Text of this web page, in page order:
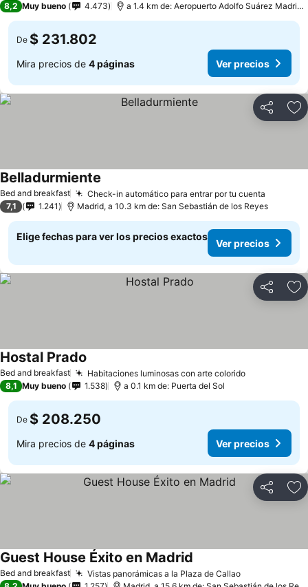
8,2 Muy bueno 4.473 a 1.4 km de: Aeropuerto Adolfo Suárez
De $ 231.802
Mira precios de 4 páginas Ver precios
Compartir
Bed and breakfast Check-in automático para entrar por tu cuenta
Belladurmiente
7,1 1.241 Madrid, a 10.3 km de: San Sebastián de los Reyes
Elige fechas para ver los precios exactos
Ver precios
Compartir
Bed and breakfast Habitaciones luminosas con arte coloridoVer precios
Hostal Prado
8,1 Muy bueno 1.538 a 0.1 km de: Puerta del Sol
De $ 208.250
Mira precios de 4 páginas Ver precios
Compartir
Bed and breakfast Vistas panorámicas a la Plaza de CallaoVer precios
Guest House Éxito en Madrid